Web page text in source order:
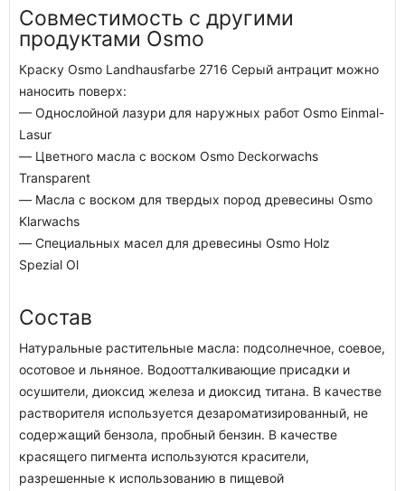
Совместимость с другими
продуктами Osmo
Краску Osmo Landhausfarbe 2716 Серый антрацит можно
наносить поверх:
— Однослойной лазури для наружных работ Osmo Einmal-
Lasur
— Цветного масла с воском Osmo Deckorwachs
Transparent
— Масла с воском для твердых пород древесины Osmo
Klarwachs
— Специальных масел для древесины Osmo Holz
Spezial Ol
Состав
Натуральные растительные масла: подсолнечное, соевое,
осотовое и льняное. Водоотталкивающие присадки и
осушители, диоксид железа и диоксид титана. В качестве
растворителя используется дезароматизированный, не
содержащий бензола, пробный бензин. В качестве
красящего пигмента используются красители,
разрешенные к использованию в пищевой